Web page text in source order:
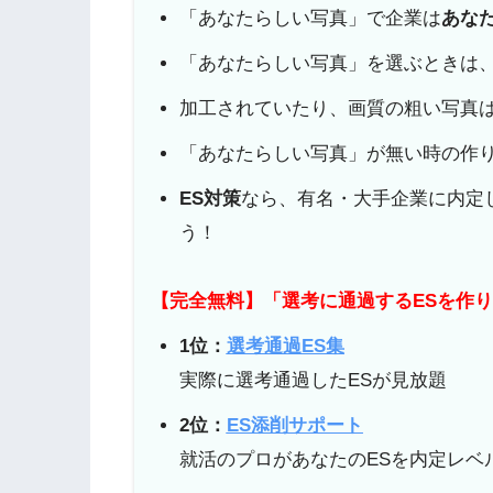
「あなたらしい写真」で企業はあな
「あなたらしい写真」を選ぶとき
加工されていたり、画質の粗い写真
「あなたらしい写真」が無い時の作
ES対策なら、有名・大手企業に内定
う！
【完全無料】「選考に通過するESを作
1位： 選考通過ES集
実際に選考通過したESが見放題
2位： ES添削サポート
就活のプロがあなたのESを内定レ